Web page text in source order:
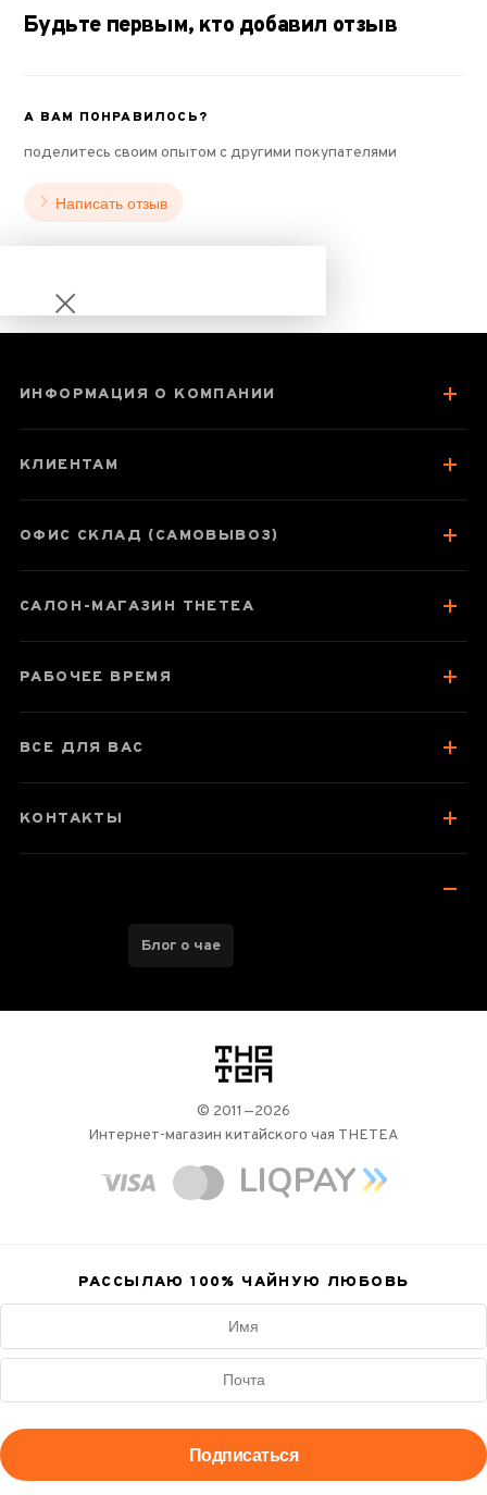
Будьте первым, кто добавил отзыв
А ВАМ ПОНРАВИЛОСЬ?
поделитесь своим опытом с другими покупателями
Написать отзыв
Чайник 190 мл
Яньянь,
Отзывы чаеманов
ИНФОРМАЦИЯ О КОМПАНИИ
КЛИЕНТАМ
ОФИС СКЛАД (САМОВЫВОЗ)
САЛОН-МАГАЗИН THETEA
РАБОЧЕЕ ВРЕМЯ
ВСЕ ДЛЯ ВАС
КОНТАКТЫ
Блог о чае
логотип
© 2011—2026
Интернет-магазин китайского чая THETEA
РАССЫЛАЮ 100% ЧАЙНУЮ ЛЮБОВЬ
Подписаться